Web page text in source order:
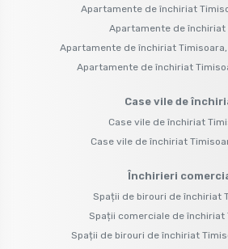
Apartamente de închiriat
Apartamente de închiriat
Apartamente de închiriat
Apartamente de închiriat
Case vile de
Case vile de închiriat
Case vile de închiriat
Închirieri
Spații de birouri de închiriat
Spații comerciale de închiriat
Spații de birouri de închiriat